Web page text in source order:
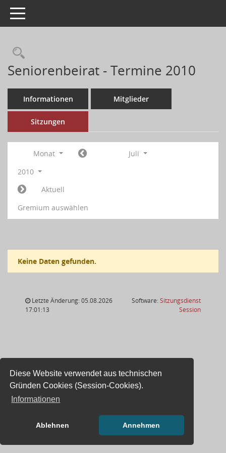
Diese Website verwendet aus technischen
Gründen Cookies (Session-Cookies).
Informationen
Ablehnen Annehmen
Toggle navigation
Seniorenbeirat - Termine 2010
Informationen Mitglieder
Sitzungen
Monat
Juli
2010
Aktuell
Gremium auswählen
Keine Daten gefunden.
Letzte Änderung: 05.08.2026
17:01:13
Software:Sitzungsdienst
Session(Wird in